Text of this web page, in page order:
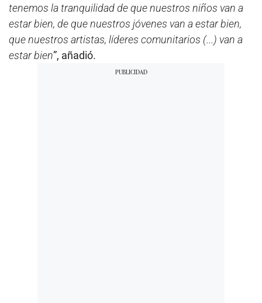
tenemos la tranquilidad de que nuestros niños van a
estar bien, de que nuestros jóvenes van a estar bien,
que nuestros artistas, líderes comunitarios (...) van a
estar bien”, añadió.